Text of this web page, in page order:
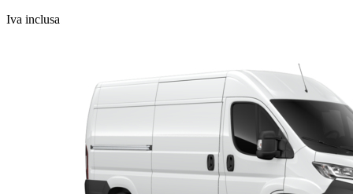
Iva inclusa